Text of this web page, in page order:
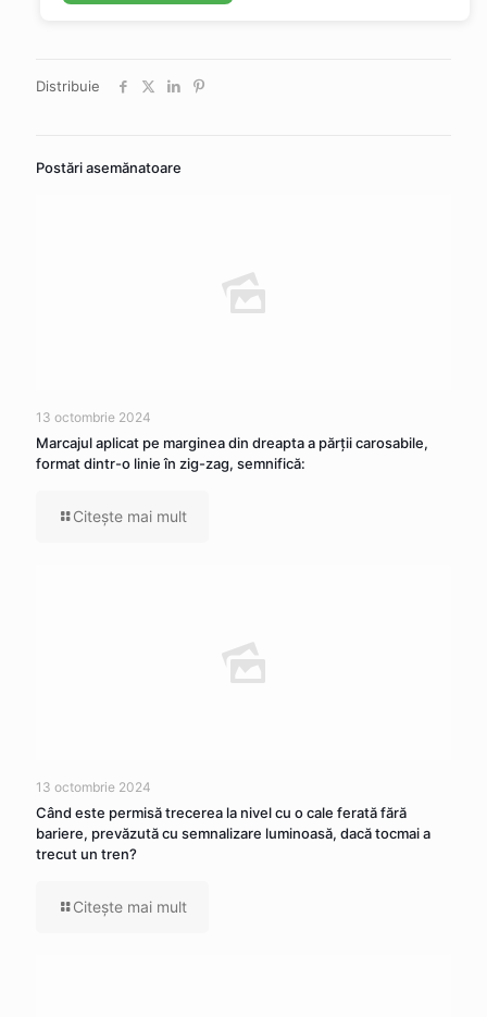
Distribuie
Postări asemănatoare
13 octombrie 2024
Marcajul aplicat pe marginea din dreapta a părţii carosabile,
format dintr-o linie în zig-zag, semnifică:
Citeşte mai mult
13 octombrie 2024
Când este permisă trecerea la nivel cu o cale ferată fără
bariere, prevăzută cu semnalizare luminoasă, dacă tocmai a
trecut un tren?
Citeşte mai mult